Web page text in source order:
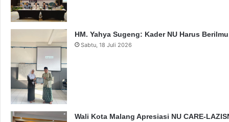
HM. Yahya Sugeng: Kader NU Harus
Sabtu, 18 Juli 2026
Wali Kota Malang Apresiasi NU CARE-